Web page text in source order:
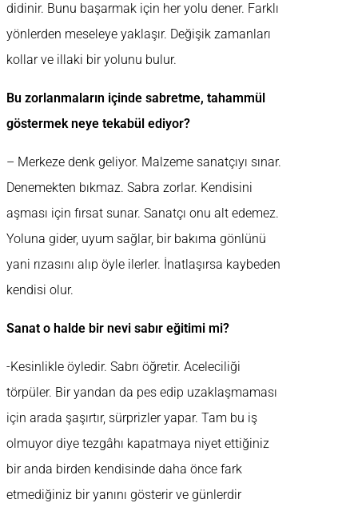
didinir. Bunu başarmak için her yolu dener. Farklı
yönlerden meseleye yaklaşır. Değişik zamanları
kollar ve illaki bir yolunu bulur.
Bu zorlanmaların içinde sabretme, tahammül
göstermek neye tekabül ediyor?
– Merkeze denk geliyor. Malzeme sanatçıyı sınar.
Denemekten bıkmaz. Sabra zorlar. Kendisini
aşması için fırsat sunar. Sanatçı onu alt edemez.
Yoluna gider, uyum sağlar, bir bakıma gönlünü
yani rızasını alıp öyle ilerler. İnatlaşırsa kaybeden
kendisi olur.
Sanat o halde bir nevi sabır eğitimi mi?
-Kesinlikle öyledir. Sabrı öğretir. Aceleciliği
törpüler. Bir yandan da pes edip uzaklaşmaması
için arada şaşırtır, sürprizler yapar. Tam bu iş
olmuyor diye tezgâhı kapatmaya niyet ettiğiniz
bir anda birden kendisinde daha önce fark
etmediğiniz bir yanını gösterir ve günlerdir